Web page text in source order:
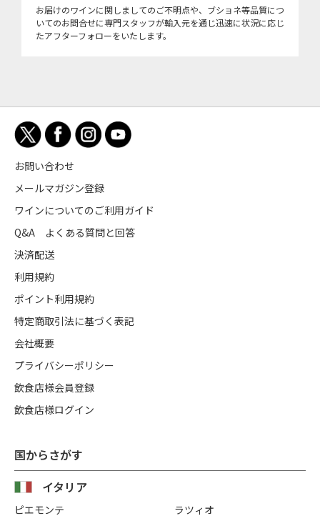
お届けのワインに関しましてのご不明点や、ブショネ等品質につ
いてのお問合せに専門スタッフが輸入元を通じ迅速に状況に応じ
たアフターフォローをいたします。
国からさがす
イタリア
ピエモンテ
ラツィオ
お問い合わせ
メールマガジン登録
ワインについてのご利用ガイド
Q&A よくある質問と回答
決済配送
利用規約
ポイント利用規約
特定商取引法に基づく表記
会社概要
プライバシーポリシー
飲食店様会員登録
飲食店様ログイン